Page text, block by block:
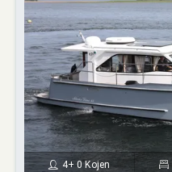
4+ 0 Kojen